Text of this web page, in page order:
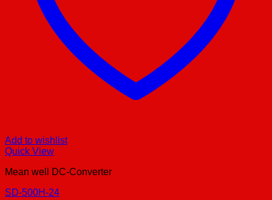
Add to wishlist
Quick View
Mean well DC-Converter
SD-500H-24